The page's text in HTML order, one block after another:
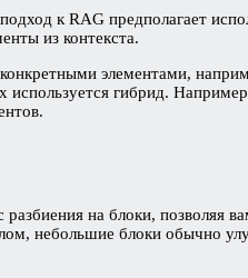
к RAG предполагает
из контекста.
элементами,
гибрид.
на блоки, позволяя
небольшие блоки обычно